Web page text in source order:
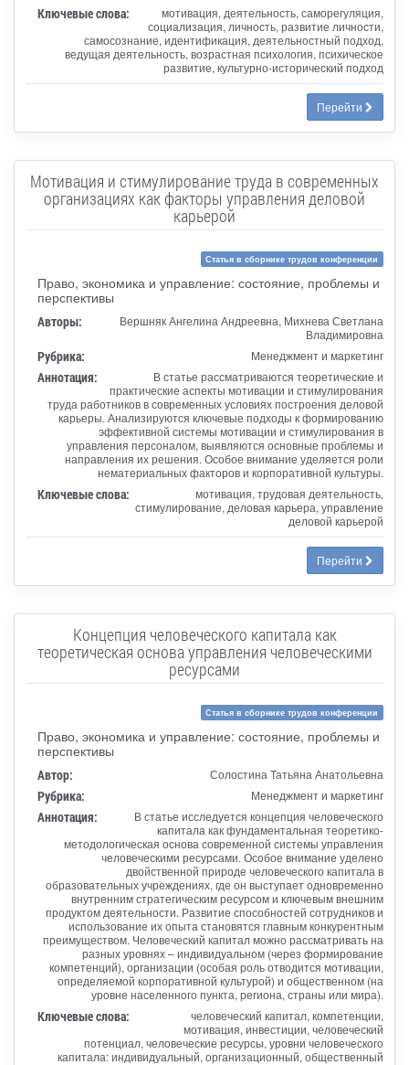
Ключевые слова:
мотивация, деятельность, саморегуляция,
социализация, личность, развитие личности,
самосознание, идентификация, деятельностный подход,
ведущая деятельность, возрастная психология, психическое
развитие, культурно-исторический подход
Перейти
Мотивация и стимулирование труда в современных
организациях как факторы управления деловой
карьерой
Статья в сборнике трудов конференции
Право, экономика и управление: состояние, проблемы и
перспективы
Авторы:
Вершняк Ангелина Андреевна, Михнева Светлана
Владимировна
Рубрика: Менеджмент и маркетинг
Аннотация:
В статье рассматриваются теоретические и
практические аспекты мотивации и стимулирования
труда работников в современных условиях построения деловой
карьеры. Анализируются ключевые подходы к формированию
эффективной системы мотивации и стимулирования в
управления персоналом, выявляются основные проблемы и
направления их решения. Особое внимание уделяется роли
нематериальных факторов и корпоративной культуры.
Ключевые слова:
мотивация, трудовая деятельность,
стимулирование, деловая карьера, управление
деловой карьерой
Перейти
Концепция человеческого капитала как
теоретическая основа управления человеческими
ресурсами
Статья в сборнике трудов конференции
Право, экономика и управление: состояние, проблемы и
перспективы
Автор: Солостина Татьяна Анатольевна
Рубрика: Менеджмент и маркетинг
Аннотация:
В статье исследуется концепция человеческого
капитала как фундаментальная теоретико-
методологическая основа современной системы управления
человеческими ресурсами. Особое внимание уделено
двойственной природе человеческого капитала в
образовательных учреждениях, где он выступает одновременно
внутренним стратегическим ресурсом и ключевым внешним
продуктом деятельности. Развитие способностей сотрудников и
использование их опыта становятся главным конкурентным
преимуществом. Человеческий капитал можно рассматривать на
разных уровнях – индивидуальном (через формирование
компетенций), организации (особая роль отводится мотивации,
определяемой корпоративной культурой) и общественном (на
уровне населенного пункта, региона, страны или мира).
Ключевые слова:
человеческий капитал, компетенции,
мотивация, инвестиции, человеческий
потенциал, человеческие ресурсы, уровни человеческого
капитала: индивидуальный, организационный, общественный